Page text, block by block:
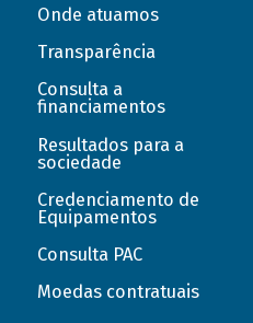
Onde atuamos
Transparência
Consulta a
financiamentos
Resultados para a
sociedade
Credenciamento de
Equipamentos
Consulta PAC
Moedas contratuais